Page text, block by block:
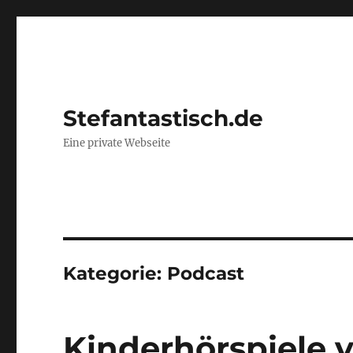
Stefantastisch.de
Eine private Webseite
Kategorie: Podcast